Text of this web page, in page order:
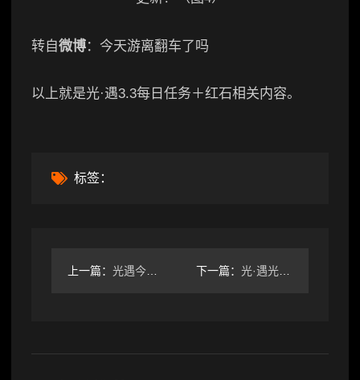
转自微博：今天游离翻车了吗
以上就是光·遇3.3每日任务＋红石相关内容。
标签：
上一篇： 光遇今日红石任务怎么玩？每日任务攻略全解析 下一篇： 光·遇光遇11月17日红石掉落时间位置